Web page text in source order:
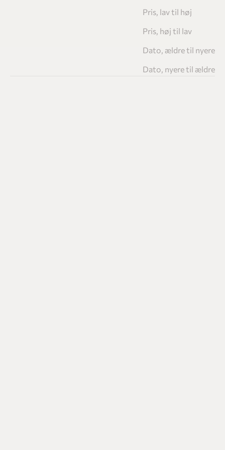
Pris, lav til høj
Pris, høj til lav
Dato, ældre til nyere
Dato, nyere til ældre